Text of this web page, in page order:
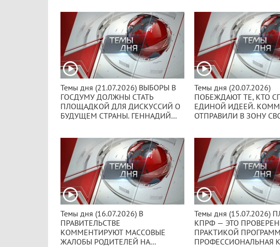
СТОЯТ ПЕРЕД РОССИЕЙ.
ИЗМЕНЕНИЙ ИЛИ
СЛОВА?
Темы дня (21.07.2026) ВЫБОРЫ В
ГОСДУМУ ДОЛЖНЫ СТАТЬ
ПЛОЩАДКОЙ ДЛЯ ДИСКУССИЙ О
БУДУЩЕМ СТРАНЫ. ГЕННАДИЙ
ДИАЛОГУ.
Темы дня (20.07.2026)
ПОБЕЖДАЮТ ТЕ, КТО
ЕДИНОЙ ИДЕЕЙ.
ОТПРАВИЛИ В ЗОНУ
ГУМАНИТАРНЫЙ
Темы дня (16.07.2026) В
ПРАВИТЕЛЬСТВЕ
КОММЕНТИРУЮТ МАССОВЫЕ
ЖАЛОБЫ РОДИТЕЛЕЙ НА
Темы дня (15.07.2026)
КПРФ — ЭТО
ПРАКТИКОЙ
ПРОФЕССИОНАЛЬНАЯ